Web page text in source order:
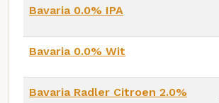
Bavaria 0.0% IPA
Bavaria 0.0% Wit
Bavaria Radler Citroen 2.0%